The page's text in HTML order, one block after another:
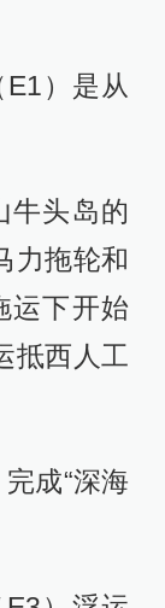
）是从
牛头岛的
力拖轮和
运下开始
抵西人工
成“深海